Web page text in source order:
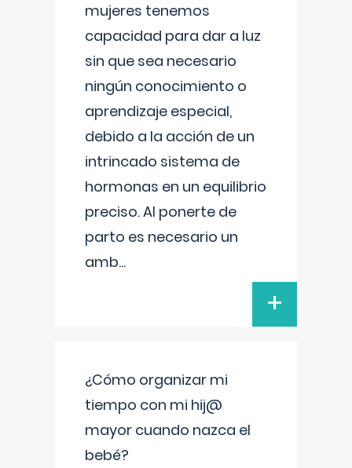
mujeres tenemos
capacidad para dar a luz
sin que sea necesario
ningún conocimiento o
aprendizaje especial,
debido a la acción de un
intrincado sistema de
hormonas en un equilibrio
preciso. Al ponerte de
parto es necesario un
amb...
+
¿Cómo organizar mi
tiempo con mi hij@
mayor cuando nazca el
bebé?